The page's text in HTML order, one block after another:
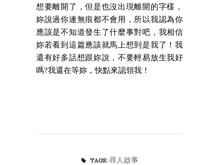
想要離開了，但是也沒出現離開的字樣，
妳說過你連無痕都不會用，所以我認為你
應該是不知道發生了什麼事對吧，我相信
妳若看到這篇應該就馬上想到是我了！我
還有好多話想跟妳說，不要輕易放生我好
嗎?我還在等妳，快點來認領我！
TAGS: 尋人啟事